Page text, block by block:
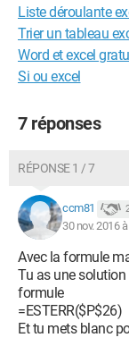
Liste déroulante
Trier un tableau
Word et excel
Si ou excel
7 réponses
RÉPONSE 1 / 7
ccm81
30 nov. 2016
Avec la formule
Tu as une solution
formule
=ESTERR($P$26)
Et tu mets blanc